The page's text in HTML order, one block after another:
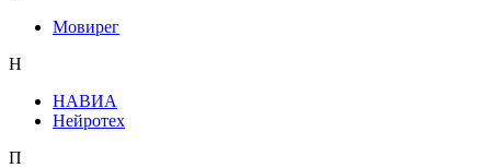
Мовирег
Н
НАВИА
Нейротех
П